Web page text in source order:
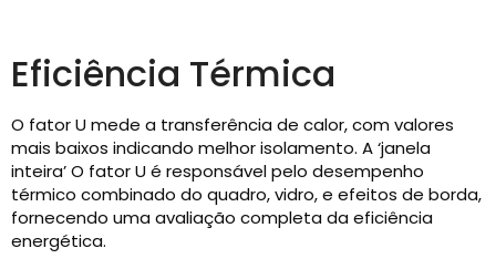
Eficiência Térmica
O fator U mede a transferência de calor, com valores
mais baixos indicando melhor isolamento. A ‘janela
inteira’ O fator U é responsável pelo desempenho
térmico combinado do quadro, vidro, e efeitos de borda,
fornecendo uma avaliação completa da eficiência
energética.